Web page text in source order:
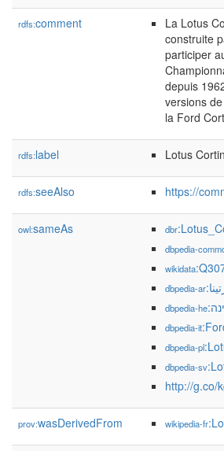
rdfs:comment
La Lotus
construite
participer
depuis
versions
la Ford
rdfs:label Lotus
rdfs:seeAlso https://
owl:sameAs dbr
dbpedia-
wikidata
dbpedia-ar
dbpedia-he
dbpedia-it
dbpedia-pl
dbpedia-sv
http://g.co/
prov:wasDerivedFrom wikipedia-fr